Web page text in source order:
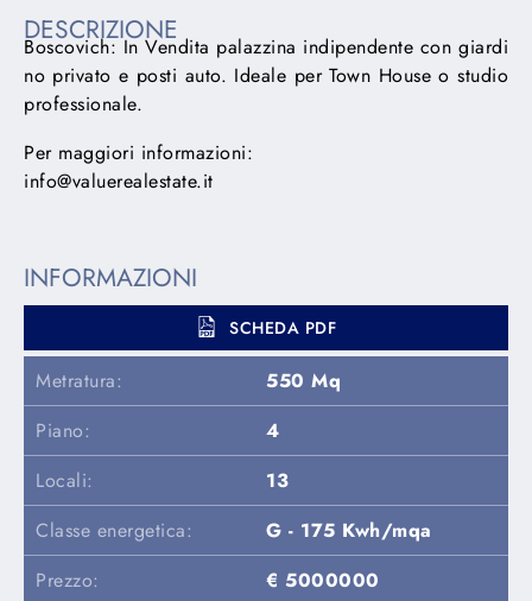
DESCRIZIONE
Boscovich: In Vendita palazzina indipendente con giardi
no privato e posti auto. Ideale per Town House o studio
professionale.
Per maggiori informazioni:
info@valuerealestate.it
INFORMAZIONI
SCHEDA PDF
Metratura:
550 Mq
Piano:
4
Locali:
13
Classe energetica:
G - 175 Kwh/mqa
Prezzo:
€ 5000000